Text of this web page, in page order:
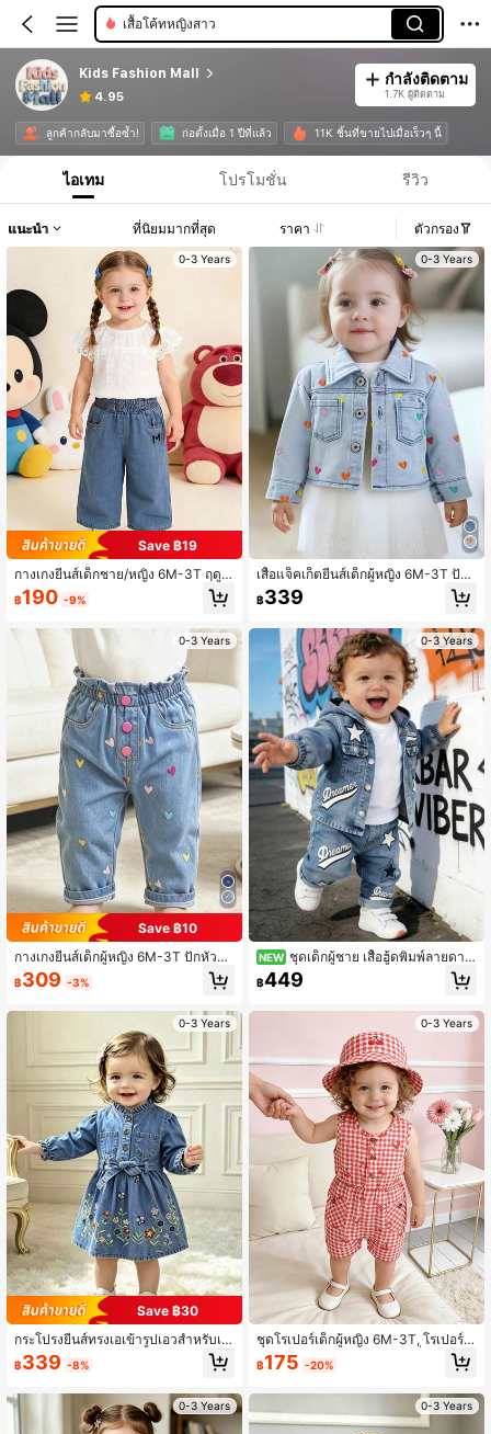
เสื้อโค้ทหญิงสาว
Kids Fashion Mall
4.95
กำลังติดตาม
1.7K ผู้ติดตาม
ลูกค้ากลับมาซื้อซ้ำ! ก่อตั้งเมื่อ 1 ปีที่แล้ว 11K ชิ้นที่ขายไปเมื่อเร็วๆ นี้
ไอเทม โปรโมชั่น รีวิว
แนะนำ ที่นิยมมากที่สุด ราคา ตัวกรอง
0-3 Years
Save ฿19
กางเกงยีนส์เด็กชาย/หญิง 6M-3T ฤดูใ
บไม้ผลิและฤดูใบไม้ร่วง ปักตัวอักษร M
เอวยืด กางเกงขายาวขาบานแบบสบาย
กลางแจ้ง
฿190 -9%
0-3 Years
Save ฿10
กางเกงยีนส์เด็กผู้หญิง 6M-3T ปักหัวใจ
สีสันไม่สมมาตร เอวยืด กางเกงขาตรงแ
บบสบายๆ สีฟ้าอ่อน สำหรับใส่ประจำวัน
฿309 -3%
0-3 Years
Save ฿30
กระโปรงยีนส์ทรงเอเข้ารูปเอวสำหรับเด็
กผู้หญิง 6M-3T ฤดูใบไม้ผลิ/ฤดูใบไม้ร่
วง ปักลายดอกไม้ คอระบาย หวานสำห
กลางแจ้ง
฿339 -8%
0-3 Years
0-3 Years
เสื้อแจ็คเก็ตยีนส์เด็กผู้หญิง 6M-3T ปัก
หัวใจสีสันไม่สมมาตร คอปก คาร์ดิแกน
สั้นแบบลำลอง สีฟ้าอ่อน สำหรับใส่ประ
฿339
0-3 Years
NEW ชุดเด็กผู้ชาย เสื้อฮู้ดพิมพ์ลายดาว
ชุดลำลองยีนส์
฿449
0-3 Years
ชุดโรเปอร์เด็กผู้หญิง 6M-3T, โรเปอร์,
จัมพ์สูทแขนกุด, ชุดลายเชอร์รี่กิงแฮม,
บอดี้สูทเด็กทารก, พร้อมหมวก, ระบายอ
฿175 -20%
0-3 Years